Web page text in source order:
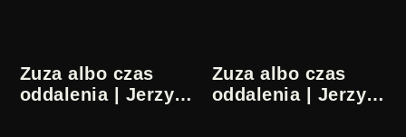
Zuza albo czas
oddalenia | Jerzy
Zuza albo czas
oddalenia | Jerzy